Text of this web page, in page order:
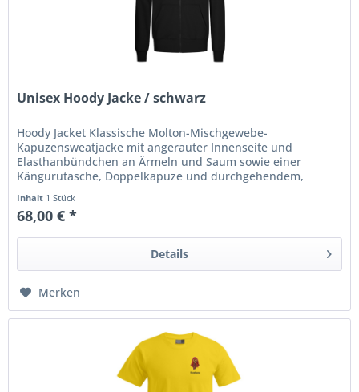
Unisex Hoody Jacke / schwarz
Hoody Jacket Klassische Molton-Mischgewebe-
Kapuzensweatjacke mit angerauter Innenseite und
Elasthanbündchen an Ärmeln und Saum sowie einer
Kängurutasche, Doppelkapuze und durchgehendem,
Inhalt 1 Stück
68,00 € *
Details
Merken